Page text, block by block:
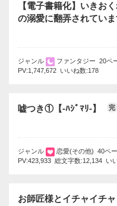
【電子書籍化】いきお
の溺愛に翻弄されてい
ジャンル
ファンタジー 20ペ
PV:1,747,672 いいね数:178
嘘つき①【-ﾊｼﾞﾏﾘ-】 完
ジャンル
恋愛(その他) 40ペ
PV:423,933 総文字数:12,134 い
お師匠様とイチャイチャ